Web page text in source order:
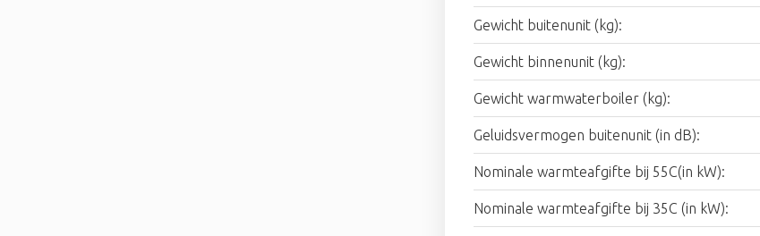
Gewicht buitenunit (kg):
Gewicht binnenunit (kg):
Gewicht warmwaterboiler (kg):
Geluidsvermogen buitenunit (in dB):
Nominale warmteafgifte bij 55C(in kW):
Nominale warmteafgifte bij 35C (in kW):